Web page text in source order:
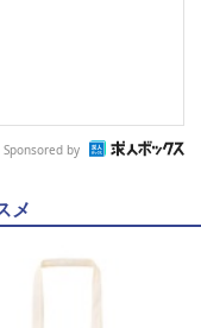
Sponsored by
メ